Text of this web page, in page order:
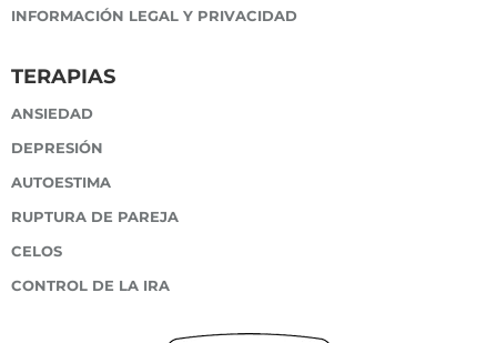
INFORMACIÓN LEGAL Y PRIVACIDAD
TERAPIAS
ANSIEDAD
DEPRESIÓN
AUTOESTIMA
RUPTURA DE PAREJA
CELOS
CONTROL DE LA IRA